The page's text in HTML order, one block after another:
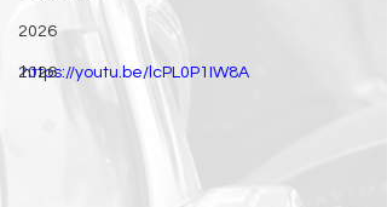
2026
2026
https://youtu.be/lcPL0P1IW8A